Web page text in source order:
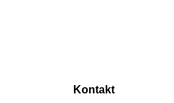
Kontakt